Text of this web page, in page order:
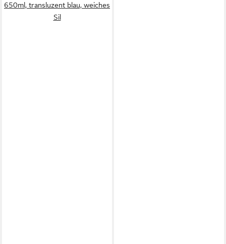
650ml, transluzent blau, weiches
Sil